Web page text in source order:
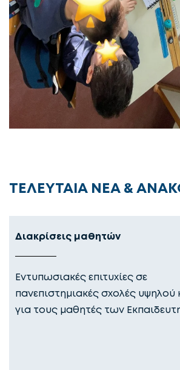
ΤΕΛΕΥΤΑΙΑ ΝΕΑ &
Διακρίσεις μαθητών
Εντυπωσιακές επιτυχίες σε
πανεπιστημιακές σχολές υψηλού
για τους μαθητές των